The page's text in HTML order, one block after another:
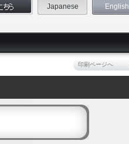
Japanese English
印刷ページへ